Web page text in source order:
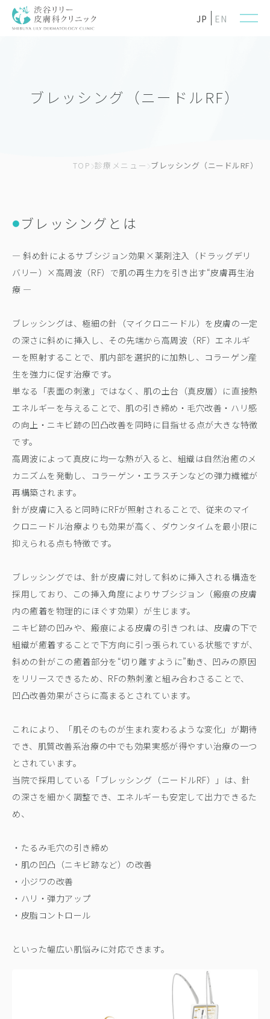
JP EN
ブレッシング（ニードルRF）
TOP 診療メニュー ブレッシング（ニードルRF）
● ブレッシングとは
— 斜め針によるサブシジョン効果×薬剤注入（ドラッグデリ
バリー）×高周波（RF）で肌の再生力を引き出す“皮膚再生治
療 —
ブレッシングは、極細の針（マイクロニードル）を皮膚の一定
の深さに斜めに挿入し、その先端から高周波（RF）エネルギ
ーを照射することで、肌内部を選択的に加熱し、コラーゲン産
生を強力に促す治療です。
単なる「表面の刺激」ではなく、肌の土台（真皮層）に直接熱
エネルギーを与えることで、肌の引き締め・毛穴改善・ハリ感
の向上・ニキビ跡の凹凸改善を同時に目指せる点が大きな特徴
です。
高周波によって真皮に均一な熱が入ると、組織は自然治癒のメ
カニズムを発動し、コラーゲン・エラスチンなどの弾力繊維が
再構築されます。
針が皮膚に入ると同時にRFが照射されることで、従来のマイ
クロニードル治療よりも効果が高く、ダウンタイムを最小限に
抑えられる点も特徴です。
ブレッシングでは、針が皮膚に対して斜めに挿入される構造を
採用しており、この挿入角度によりサブシジョン（瘢痕の皮膚
内の癒着を物理的にほぐす効果）が生じます。
ニキビ跡の凹みや、瘢痕による皮膚の引きつれは、皮膚の下で
組織が癒着することで下方向に引っ張られている状態ですが、
斜めの針がこの癒着部分を“切り離すように”動き、凹みの原因
をリリースできるため、RFの熱刺激と組み合わさることで、
凹凸改善効果がさらに高まるとされています。
これにより、「肌そのものが生まれ変わるような変化」が期待
でき、肌質改善系治療の中でも効果実感が得やすい治療の一つ
とされています。
当院で採用している「ブレッシング（ニードルRF）」は、針
の深さを細かく調整でき、エネルギーも安定して出力できるた
め、
・たるみ毛穴の引き締め
・肌の凹凸（ニキビ跡など）の改善
・小ジワの改善
・ハリ・弾力アップ
・皮脂コントロール
といった幅広い肌悩みに対応できます。